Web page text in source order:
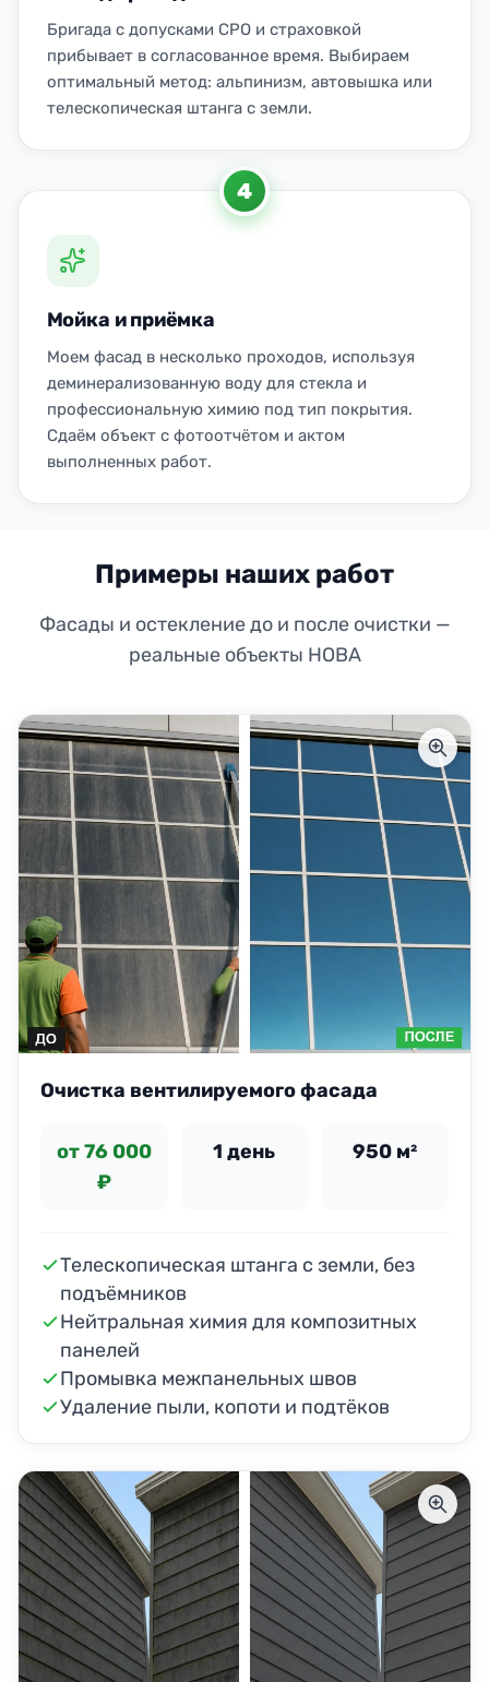
Бригада с допусками СРО и страховкой
прибывает в согласованное время. Выбираем
оптимальный метод: альпинизм, автовышка или
телескопическая штанга с земли.
4
Мойка и приёмка
Моем фасад в несколько проходов, используя
деминерализованную воду для стекла и
профессиональную химию под тип покрытия.
Сдаём объект с фотоотчётом и актом
выполненных работ.
Примеры наших работ
Фасады и остекление до и после очистки —
реальные объекты НОВА
Очистка вентилируемого фасада
от 76 000
₽
1 день 950 м²
Телескопическая штанга с земли, без
подъёмников
Нейтральная химия для композитных
панелей
Промывка межпанельных швов
Удаление пыли, копоти и подтёков